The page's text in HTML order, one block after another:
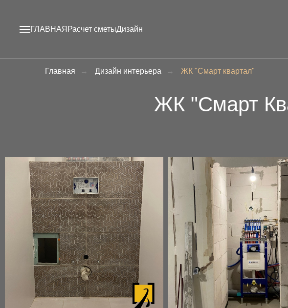
ГЛАВНАЯ Расчет сметыДизайн
Главная → Дизайн интерьера → ЖК "Смарт квартал"
ЖК "Смарт